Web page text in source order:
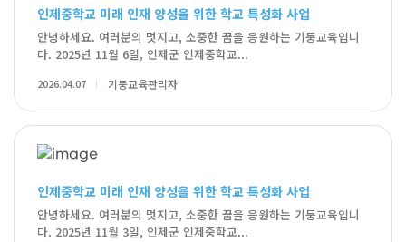
인제중학교 미래 인재 양성을 위한 학교 특성화 사업
안녕하세요. 여러분의 멋지고, 소중한 꿈을 응원하는 기둥교육입니
다. 2025년 11월 6일, 인제군 인제중학교...
2026.04.07 기둥교육관리자
인제중학교 미래 인재 양성을 위한 학교 특성화 사업
안녕하세요. 여러분의 멋지고, 소중한 꿈을 응원하는 기둥교육입니
다. 2025년 11월 3일, 인제군 인제중학교...